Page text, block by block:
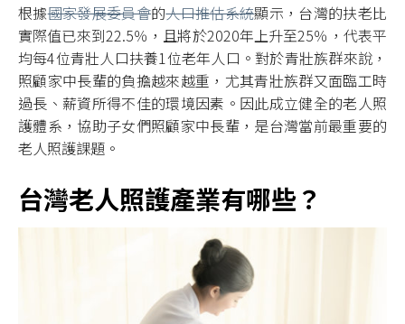
根據國家發展委員會的人口推估系統顯示，台灣的扶老比
實際值已來到22.5％，且將於2020年上升至25％，代表平
均每4位青壯人口扶養1位老年人口。對於青壯族群來說，
照顧家中長輩的負擔越來越重，尤其青壯族群又面臨工時
過長、薪資所得不佳的環境因素。因此成立健全的老人照
護體系，協助子女們照顧家中長輩，是台灣當前最重要的
老人照護課題。
台灣老人照護產業有哪些？